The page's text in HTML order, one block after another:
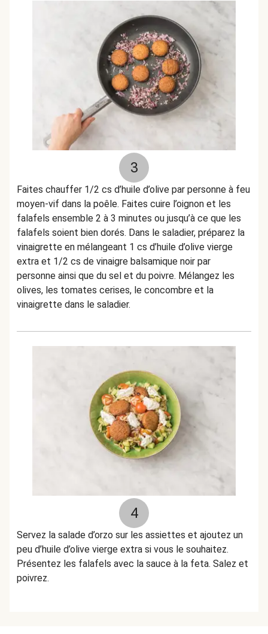
3
Faites chauffer 1/2 cs d’huile d’olive par personne à feu
moyen-vif dans la poêle. Faites cuire l’oignon et les
falafels ensemble 2 à 3 minutes ou jusqu’à ce que les
falafels soient bien dorés. Dans le saladier, préparez la
vinaigrette en mélangeant 1 cs d’huile d’olive vierge
extra et 1/2 cs de vinaigre balsamique noir par
personne ainsi que du sel et du poivre. Mélangez les
olives, les tomates cerises, le concombre et la
vinaigrette dans le saladier.
4
Servez la salade d’orzo sur les assiettes et ajoutez un
peu d’huile d’olive vierge extra si vous le souhaitez.
Présentez les falafels avec la sauce à la feta. Salez et
poivrez.